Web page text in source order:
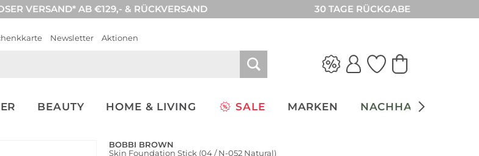
VERSAND* AB €129,- & RÜCKVERSAND 30 TAGE RÜCKGABE
Newsletter Aktionen
BEAUTY HOME & LIVING SALE MARKEN NACHHALTIGKEIT
BOBBI BROWN
Skin Foundation Stick (04 / N-052 Natural)